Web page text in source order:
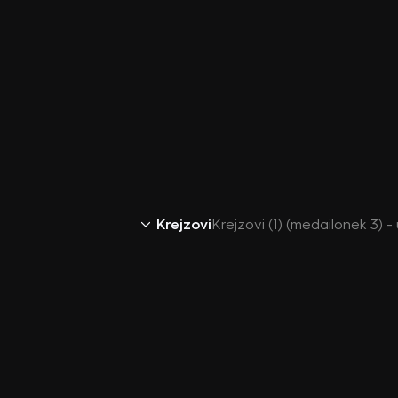
KrejzoviKrejzovi (1) (medailonek 3)